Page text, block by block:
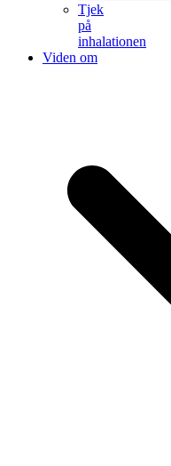
Tjek
på
inhalationen
Viden om